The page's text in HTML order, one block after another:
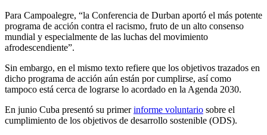
Para Campoalegre, “la Conferencia de Durban aportó el más potente
programa de acción contra el racismo, fruto de un alto consenso
mundial y especialmente de las luchas del movimiento
afrodescendiente”.
Sin embargo, en el mismo texto refiere que los objetivos trazados en
dicho programa de acción aún están por cumplirse, así como
tampoco está cerca de lograrse lo acordado en la Agenda 2030.
En junio Cuba presentó su primerinforme voluntario sobre el
cumplimiento de los objetivos de desarrollo sostenible (ODS).